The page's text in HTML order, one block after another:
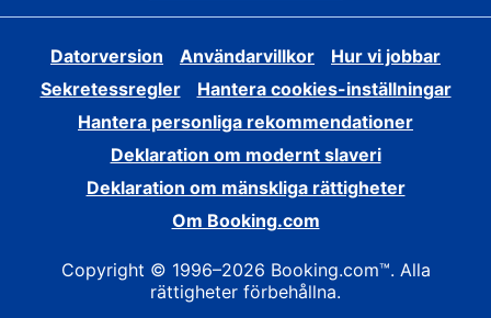
Datorversion Användarvillkor
Hur vi jobbar
Sekretessregler
Hantera cookies-inställningar
Hantera personliga rekommendationer
Deklaration om modernt slaveri
Deklaration om mänskliga rättigheter
Om Booking.com
Copyright © 1996–2026 Booking.com™. Alla
rättigheter förbehållna.